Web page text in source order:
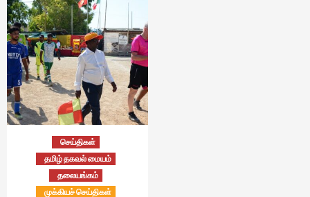
செய்திகள்
தமிழ் தகவல் மையம்
தலையங்கம்
முக்கியச் செய்திகள்